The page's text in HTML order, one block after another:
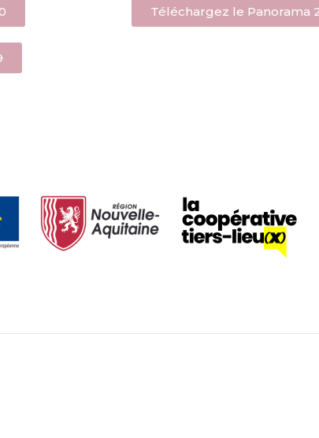
Téléchargez le Panorama